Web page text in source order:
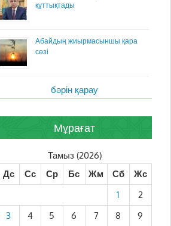
құттықтады
Абайдың жиырмасыншы қара
сөзі
бәрін қарау
Мұрағат
Тамыз (2026)
Дс
Сс Ср Бс Жм Сб
Жс
1
2
3
4 5 6 7 8
9